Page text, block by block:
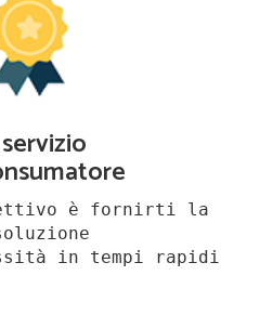
è fornirti la
in tempi rapidi